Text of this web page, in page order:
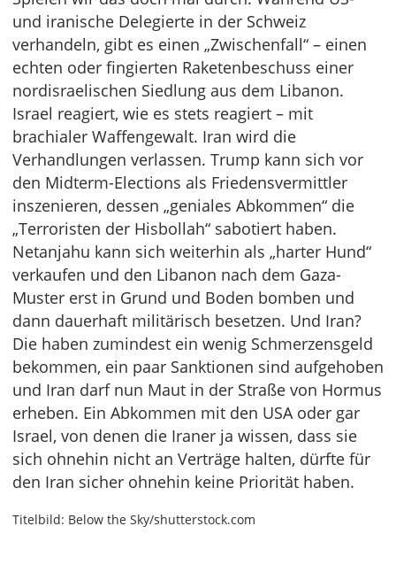
und iranische Delegierte in der Schweiz
verhandeln, gibt es einen „Zwischenfall“ – einen
echten oder fingierten Raketenbeschuss einer
nordisraelischen Siedlung aus dem Libanon.
Israel reagiert, wie es stets reagiert – mit
brachialer Waffengewalt. Iran wird die
Verhandlungen verlassen. Trump kann sich vor
den Midterm-Elections als Friedensvermittler
inszenieren, dessen „geniales Abkommen“ die
„Terroristen der Hisbollah“ sabotiert haben.
Netanjahu kann sich weiterhin als „harter Hund“
verkaufen und den Libanon nach dem Gaza-
Muster erst in Grund und Boden bomben und
dann dauerhaft militärisch besetzen. Und Iran?
Die haben zumindest ein wenig Schmerzensgeld
bekommen, ein paar Sanktionen sind aufgehoben
und Iran darf nun Maut in der Straße von Hormus
erheben. Ein Abkommen mit den USA oder gar
Israel, von denen die Iraner ja wissen, dass sie
sich ohnehin nicht an Verträge halten, dürfte für
den Iran sicher ohnehin keine Priorität haben.
Titelbild: Below the Sky/shutterstock.com